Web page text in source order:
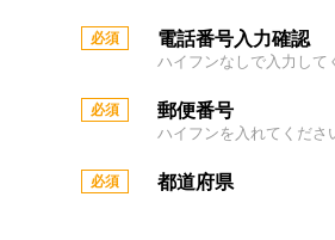
電話番号入力確認
ハイフンなしで入力して
郵便番号
ハイフンを入れてくださ
都道府県